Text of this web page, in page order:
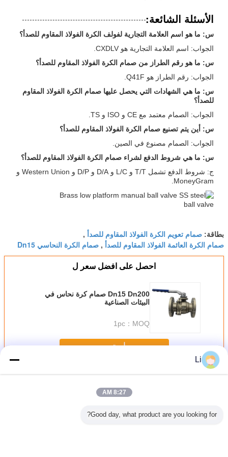
الأسئلة الشائعة:
س: ما هو اسم العلامة التجارية لفولف الكرة الفولاذ المقاوم للصدأ؟
الجواب: اسم العلامة التجارية هو CXDLV.
س: ما هو رقم الطراز من صمام الكرة الفولاذ المقاوم للصدأ؟
الجواب: رقم الطراز هو Q41F.
س: ما هي الشهادات التي يحصل عليها صمام الكرة الفولاذ المقاوم
للصدأ؟
الجواب: الصمام معتمد مع CE و ISO و TS.
س: أين يتم تصنيع صمام الكرة الفولاذ المقاوم للصدأ؟
الجواب: الصمام مصنوع في الصين.
س: ما هي شروط الدفع لشراء صمام الكرة الفولاذ المقاوم للصدأ؟
ج: شروط الدفع تشمل T/T و L/C و D/A و D/P و Western Union و
MoneyGram.
بطاقة: صمام تعويم الكرة الفولاذ المقاوم للصدأ ,
صمام الكرة العائمة الفولاذ المقاوم للصدأ , صمام الكرة النحاسي Dn15
احصل على افضل سعر ل
Dn15 Dn200 صمام كرة نحاس في
البيئات الصناعية
MOQ：
1pc
استمر
أكثرصمام الكرة الفولاذ المقاوم للصدأ
Li
8:27 AM
Good day, what product are you looking for?